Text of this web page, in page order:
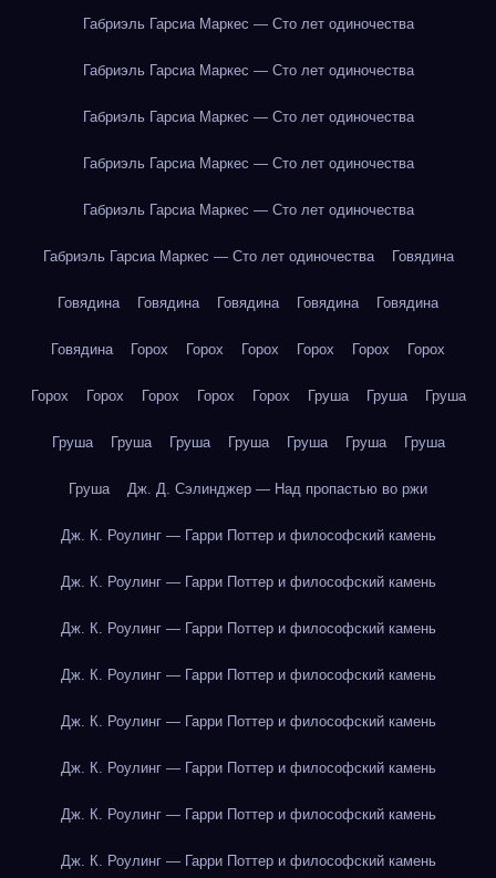
Габриэль Гарсиа Маркес — Сто лет одиночества
Габриэль Гарсиа Маркес — Сто лет одиночества
Габриэль Гарсиа Маркес — Сто лет одиночества
Габриэль Гарсиа Маркес — Сто лет одиночества
Габриэль Гарсиа Маркес — Сто лет одиночества
Габриэль Гарсиа Маркес — Сто лет одиночества Говядина
Говядина Говядина Говядина Говядина Говядина
Говядина Горох Горох Горох Горох Горох Горох
Горох Горох Горох Горох Горох Груша Груша Груша
Груша Груша Груша Груша Груша Груша Груша
Груша Дж. Д. Сэлинджер — Над пропастью во ржи
Дж. К. Роулинг — Гарри Поттер и философский камень
Дж. К. Роулинг — Гарри Поттер и философский камень
Дж. К. Роулинг — Гарри Поттер и философский камень
Дж. К. Роулинг — Гарри Поттер и философский камень
Дж. К. Роулинг — Гарри Поттер и философский камень
Дж. К. Роулинг — Гарри Поттер и философский камень
Дж. К. Роулинг — Гарри Поттер и философский камень
Дж. К. Роулинг — Гарри Поттер и философский камень